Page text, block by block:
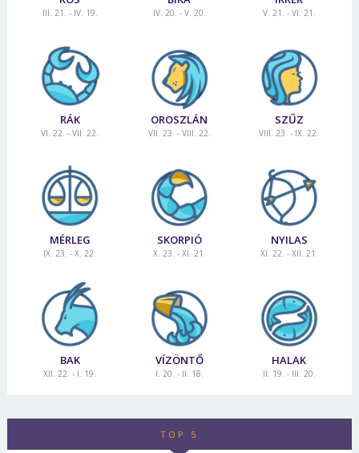
III. 21. - IV. 19. IV. 20. - V. 20. V. 21. - VI. 21.
RÁK
VI. 22. - VII. 22.
OROSZLÁN
VII. 23. - VIII. 22.
SZŰZ
VIII. 23. - IX. 22.
MÉRLEG
IX. 23. - X. 22.
SKORPIÓ
X. 23. - XI. 21.
NYILAS
XI. 22. - XII. 21.
BAK
XII. 22. - I. 19.
VÍZÖNTŐ
I. 20. - II. 18.
HALAK
II. 19. - III. 20.
TOP 5